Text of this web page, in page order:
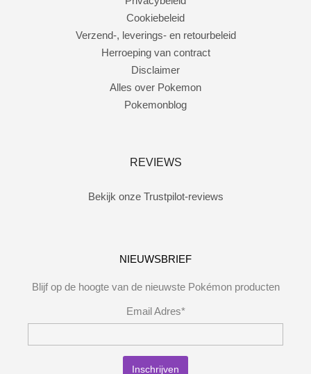
Cookiebeleid
Verzend-, leverings- en retourbeleid
Herroeping van contract
Disclaimer
Alles over Pokemon
Pokemonblog
REVIEWS
Bekijk onze Trustpilot-reviews
NIEUWSBRIEF
Blijf op de hoogte van de nieuwste Pokémon producten
Email Adres*